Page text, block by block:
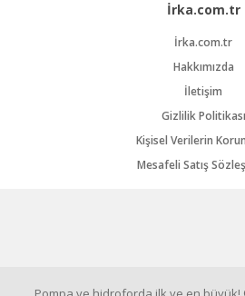
İrka.com.tr
İrka.com.tr
Hakkımızda
İletişim
Gizlilik Politikası
Kişisel Verilerin
Mesafeli Satış